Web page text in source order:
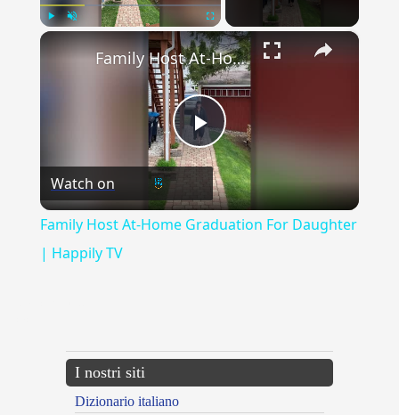
Fullscreen ×
Play
Video
Family Host At-Home Graduation For Daughter | Happily TV
Watch on
Family Host At-Home Graduation For Daughter
| Happily TV
I nostri siti
Dizionario italiano